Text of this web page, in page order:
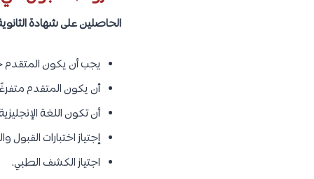
الحاصلين على شهادة
يجب أن يكون المتقدم
أن يكون المتقدم
أن تكون اللغة
إجتياز اختبارات
اجتياز الكشف الطبي.